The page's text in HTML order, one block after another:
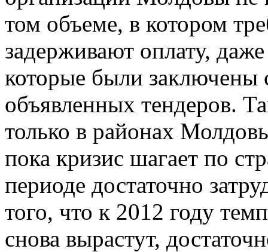
том объеме, в котором
задерживают оплату,
которые были заключены
объявленных тендеров.
только в районах
пока кризис шагает по
периоде достаточно
того, что к 2012 году
снова вырастут,